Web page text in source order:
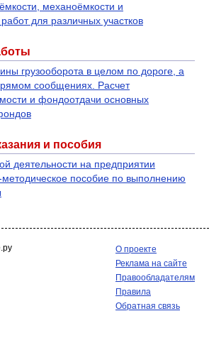
механоёмкости и
для различных участков
грузооборота в целом по дороге, а
сообщениях. Расчет
и фондоотдачи основных
и пособия
деятельности на предприятии
пособие по выполнению
О проекте
Реклама на сайте
Правообладателям
Правила
Обратная связь